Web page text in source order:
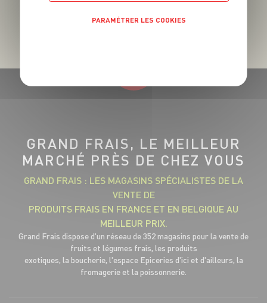
GRAND FRAIS, LE MEILLEUR
MARCHÉ PRÈS DE CHEZ VOUS
GRAND FRAIS : LES MAGASINS SPÉCIALISTES DE LA
VENTE DE
PRODUITS FRAIS EN FRANCE ET EN BELGIQUE AU
MEILLEUR PRIX.
Grand Frais dispose d'un réseau de 352 magasins pour la vente de
fruits et légumes frais, les produits
exotiques, la boucherie, l'espace Epiceries d'ici et d'ailleurs, la
fromagerie et la poissonnerie.
PARAMÉTRER LES COOKIES